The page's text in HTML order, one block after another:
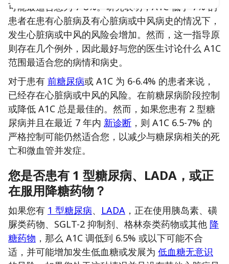
可能最适合您为 7-8%。研究表明，A1C 低于 7% 的
患者在患有心脏病及有心脏病或中风病史的情况下，
发生心脏病或中风的风险会增加。然而，这一指导原
则存在几个例外，因此最好与您的医生讨论什么 A1C
范围最适合您的病情和病史。
对于患有 前糖尿病或 A1C 为 6-6.4% 的患者来说，
已经存在心脏病或中风的风险。在前糖尿病阶段控制
或降低 A1C 总是最佳的。然而，如果您患有 2 型糖
尿病并且在最近 7 年内 新诊断 ，则 A1C 6.5-7% 的
严格控制可能仍然适合您，以减少与糖尿病相关的死
亡和微血管并发症。
您是否患有 1 型糖尿病、LADA，或正
在服用降糖药物？
如果您有 1 型糖尿病、 LADA ，正在使用胰岛素、磺
脲类药物、SGLT-2 抑制剂、格林奈类药物或其他 降
糖药物 ，那么 A1C 调低到 6.5% 或以下可能不合
适，并可能增加发生低血糖或发展为 低血糖无意识